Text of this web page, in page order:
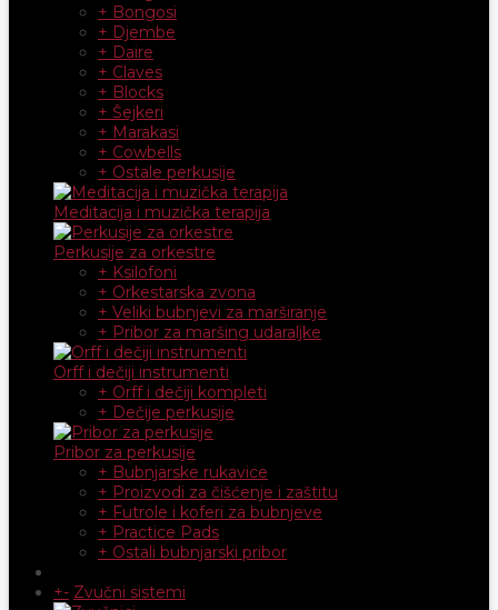
+ Bongosi
+ Djembe
+ Daire
+ Claves
+ Blocks
+ Šejkeri
+ Marakasi
+ Cowbells
+ Ostale perkusije
Meditacija i muzička terapija
Perkusije za orkestre
+ Ksilofoni
+ Orkestarska zvona
+ Veliki bubnjevi za marširanje
+ Pribor za maršing udaraljke
Orff i dečiji instrumenti
+ Orff i dečiji kompleti
+ Dečije perkusije
Pribor za perkusije
+ Bubnjarske rukavice
+ Proizvodi za čišćenje i zaštitu
+ Futrole i koferi za bubnjeve
+ Practice Pads
+ Ostali bubnjarski pribor
+- Zvučni sistemi